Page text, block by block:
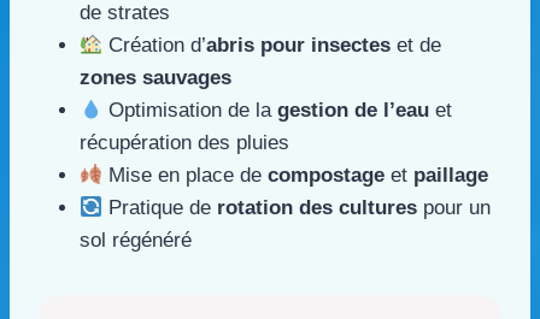
de strates
Création d’abris pour insectes et de
zones sauvages
Optimisation de lagestion de l’eau et
récupération des pluies
Mise en place decompostage et paillage
Pratique de rotation des cultures pour un
sol régénéré